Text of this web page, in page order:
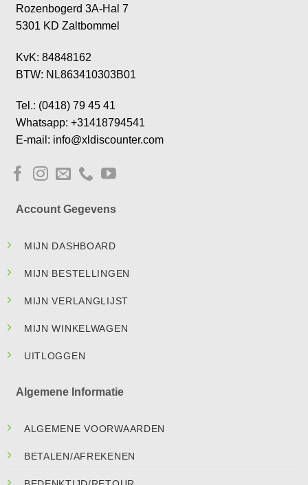
Rozenbogerd 3A-Hal 7
5301 KD Zaltbommel
KvK: 84848162
BTW: NL863410303B01
Tel.: (0418) 79 45 41
Whatsapp: +31418794541
E-mail: info@xldiscounter.com
Account Gegevens
MIJN DASHBOARD
MIJN BESTELLINGEN
MIJN VERLANGLIJST
MIJN WINKELWAGEN
UITLOGGEN
Algemene Informatie
ALGEMENE VOORWAARDEN
BETALEN/AFREKENEN